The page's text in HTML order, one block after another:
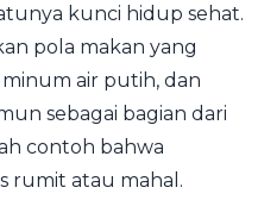
kunci hidup sehat.
pola makan yang
air putih, dan
sebagai bagian dari
contoh bahwa
rumit atau mahal.